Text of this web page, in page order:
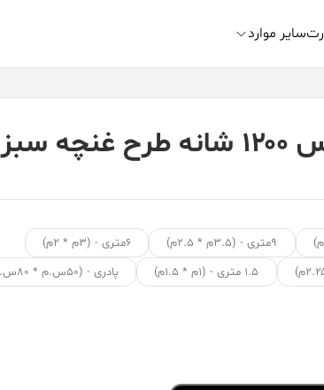
سایر موارد
فرش کالتکس ۱۲۰۰ شانه طرح غنچه سبز
۹متری - (۳.۵م * ۲.۵م)
۶متری - (۳م * ۲م)
۱.۵ متری - (۱م * ۱.۵م) پادری - (۵۰س.م * ۸۰س.م)